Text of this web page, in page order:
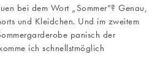
bei dem Wort „Sommer“? Genau,
und Kleidchen. Und im zweitem
panisch der
ich schnellstmöglich